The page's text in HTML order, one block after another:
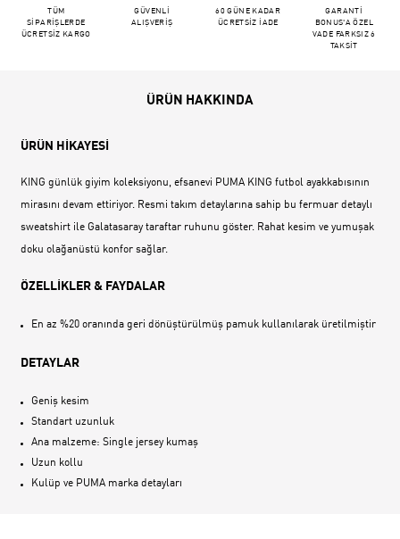
TÜM
SİPARİŞLERDE
ÜCRETSİZ KARGO
GÜVENLİ
ALIŞVERİŞ
60 GÜNE KADAR
ÜCRETSİZ İADE
GARANTİ
BONUS'A ÖZEL
VADE FARKSIZ 6
TAKSİT
ÜRÜN HAKKINDA
ÜRÜN HİKAYESİ
KING günlük giyim koleksiyonu, efsanevi PUMA KING futbol ayakkabısının
mirasını devam ettiriyor. Resmi takım detaylarına sahip bu fermuar detaylı
sweatshirt ile Galatasaray taraftar ruhunu göster. Rahat kesim ve yumuşak
doku olağanüstü konfor sağlar.
ÖZELLİKLER & FAYDALAR
En az %20 oranında geri dönüştürülmüş pamuk kullanılarak üretilmiştir
DETAYLAR
Geniş kesim
Standart uzunluk
Ana malzeme: Single jersey kumaş
Uzun kollu
Kulüp ve PUMA marka detayları